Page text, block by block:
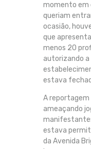
momento em
queriam
ocasião,
que
menos 20
autorizando
estava
A reportagem
ameaçando
estava
da Avenida